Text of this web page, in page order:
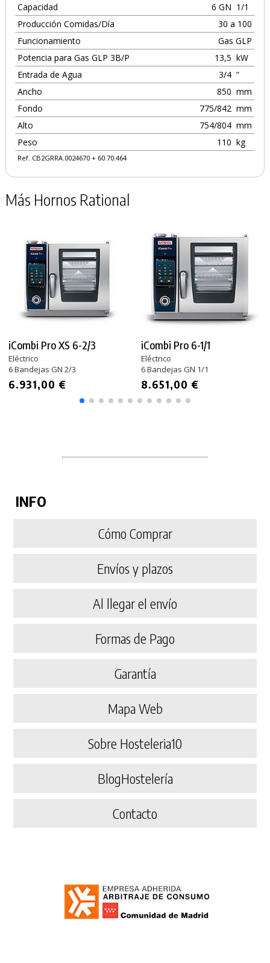
Capacidad 6 GN 1/1
Producción Comidas/Día
30 a 100
Funcionamiento
Gas GLP
Potencia para Gas GLP 3B/P
13,5 kW
Entrada de Agua
3/4 ”
Ancho
850 mm
Fondo
775/842 mm
Alto
754/804 mm
Peso
110 kg
Ref. CB2GRRA.0024670 + 60.70.464
Más Hornos Rational
iCombi Pro XS 6-2/3
Eléctrico
6 Bandejas GN 2/3
6.931,00 €
iCombi Pro 6-1/1
Eléctrico
6 Bandejas GN 1/1
8.651,00 €
INFO
Cómo Comprar
Envíos y plazos
Al llegar el envío
Formas de Pago
Garantía
Mapa Web
Sobre Hosteleria10
BlogHostelería
Contacto